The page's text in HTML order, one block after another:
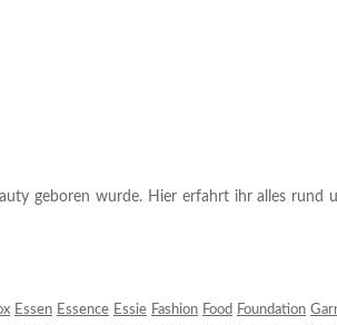
geboren wurde. Hier erfahrt ihr alles
Essen Essence Essie Fashion Food Foundation